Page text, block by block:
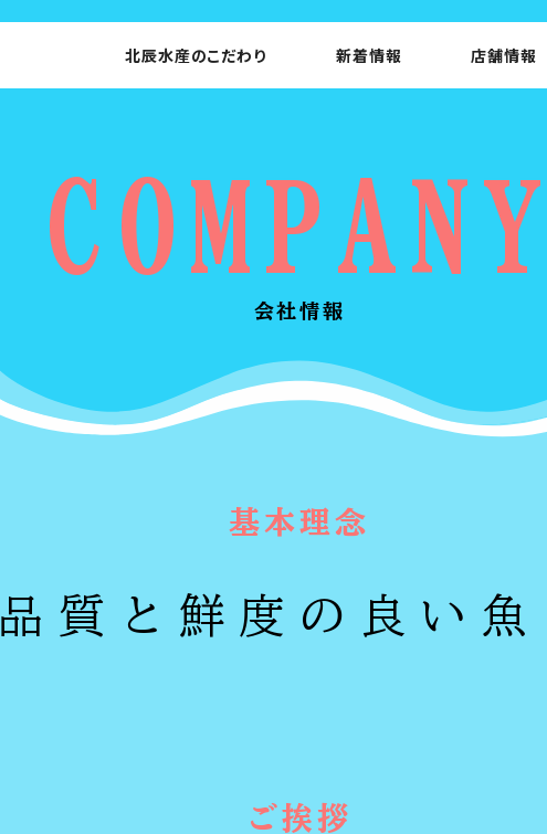
北辰水産のこだわり 新着情報 店舗情報
会社情報
基本理念
品質と鮮度の良い
ご挨拶